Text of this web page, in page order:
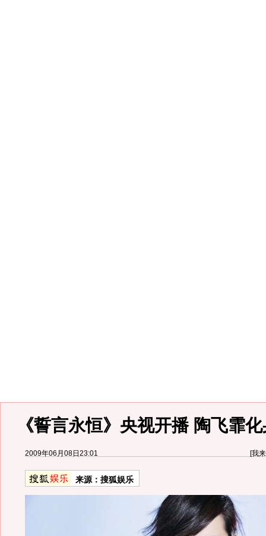
《誓言永恒》央视开播 陶飞霏
2009年06月08日23:01 [我
来源： 搜狐娱乐